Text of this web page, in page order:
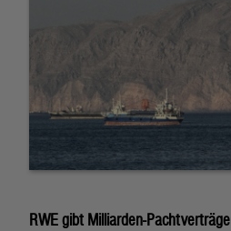
RWE gibt Milliarden-